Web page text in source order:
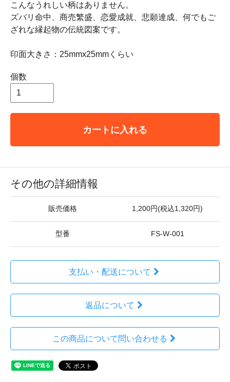
こんなうれしい柄はありません。
ズバリ命中、商売繁盛、恋愛成就、悲願達成、何でもご
ざれな縁起物の伝統図案です。
印面大きさ：25mmx25mmくらい
個数
カートに入れる
その他の詳細情報
販売価格 1,200円(税込1,320円)
型番 FS-W-001
支払い・配送について
返品について
この商品について問い合わせる